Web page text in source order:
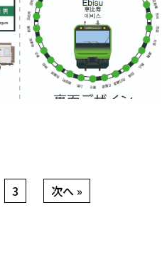
3 次へ »